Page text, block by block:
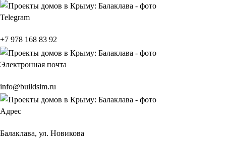
Telegram
+7 978 168 83 92
Электронная почта
info@buildsim.ru
Адрес
Балаклава, ул. Новикова